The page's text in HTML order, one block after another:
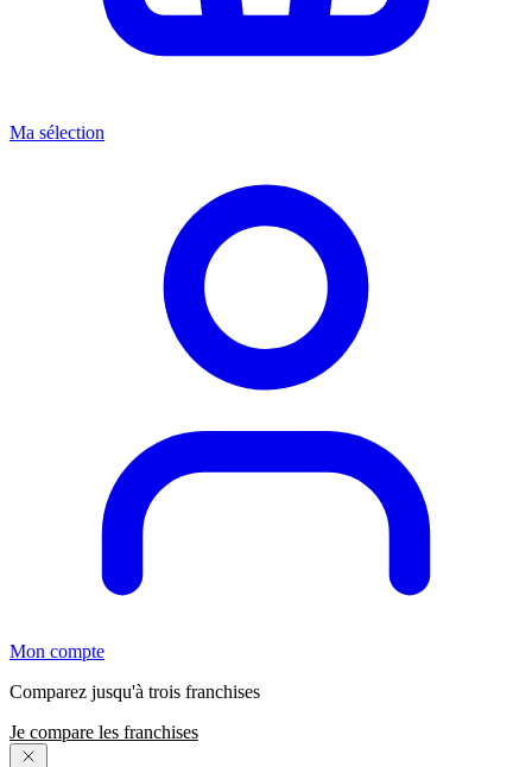
Ma sélection
Mon compte
Comparez jusqu'à trois franchises
Je compare les franchises